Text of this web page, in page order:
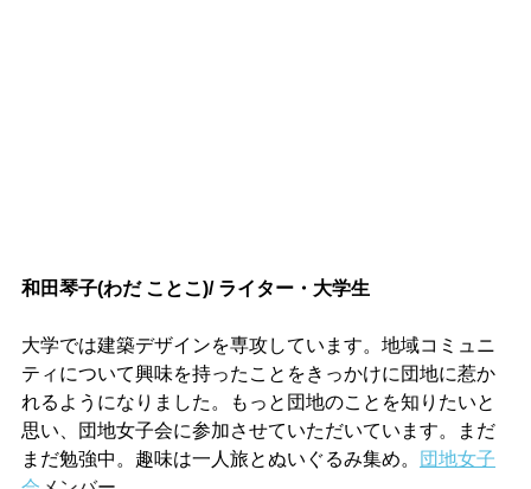
和田琴子(わだ ことこ)/ ライター・大学生
大学では建築デザインを専攻しています。地域コミュニ
ティについて興味を持ったことをきっかけに団地に惹か
れるようになりました。もっと団地のことを知りたいと
思い、団地女子会に参加させていただいています。まだ
まだ勉強中。趣味は一人旅とぬいぐるみ集め。
団地女子